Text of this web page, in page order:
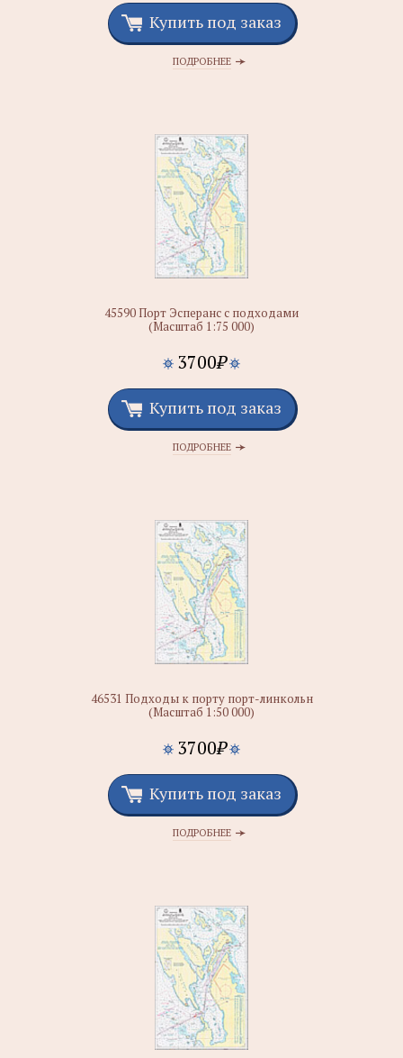
Купить под заказ
ПОДРОБНЕЕ
45590 Порт Эсперанс с подходами
(Масштаб 1:75 000)
3700₽
Купить под заказ
ПОДРОБНЕЕ
46531 Подходы к порту порт-линкольн
(Масштаб 1:50 000)
3700₽
Купить под заказ
ПОДРОБНЕЕ